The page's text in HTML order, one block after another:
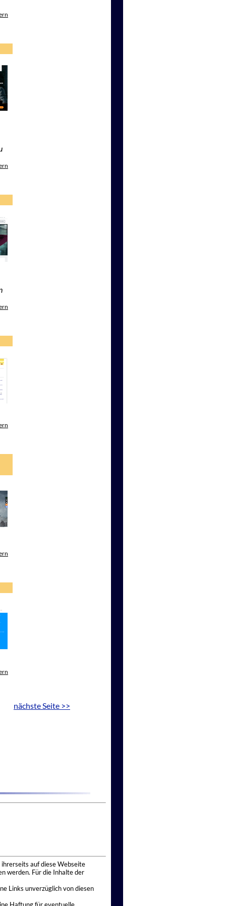
nächste Seite >>
auf diese Webseite
werden. Für die Inhalte der
Links unverzüglich von diesen